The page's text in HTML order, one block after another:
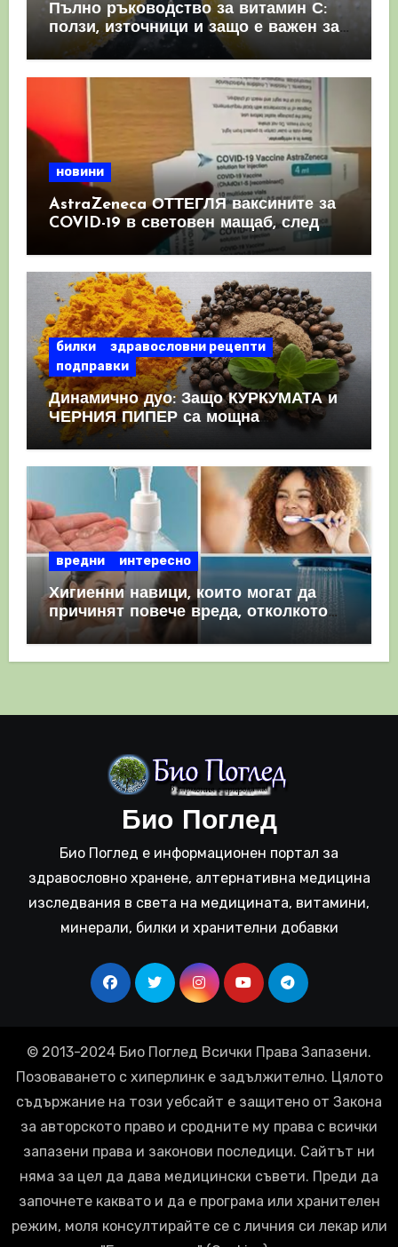
Пълно ръководство за витамин С:
ползи, източници и защо е важен за
имунната система
новини
AstraZeneca ОТТЕГЛЯ ваксините за
COVID-19 в световен мащаб, след
като призна, че те причиняват
КРЪВНИ съсиреци
билки
здравословни рецепти
подправки
Динамично дуо: Защо КУРКУМАТА и
ЧЕРНИЯ ПИПЕР са мощна
комбинация
вредни интересно
Хигиенни навици, които могат да
причинят повече вреда, отколкото
полза
Био Поглед
Био Поглед е информационен портал за
здравословно хранене, алтернативна медицина
изследвания в света на медицината, витамини,
минерали, билки и хранителни добавки
© 2013-2024 Био Поглед Всички Права Запазени.
Позоваването с хиперлинк е задължително. Цялото
съдържание на този уебсайт е защитено от Закона
за авторското право и сродните му права с всички
запазени права и законови последици. Сайтът ни
няма за цел да дава медицински съвети. Преди да
започнете каквато и да е програма или хранителен
режим, моля консултирайте се с личния си лекар или